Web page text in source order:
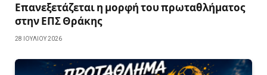
Επανεξετάζεται η μορφή του πρωταθλήματος
στην ΕΠΣ Θράκης
28 ΙΟΥΛΊΟΥ 2026